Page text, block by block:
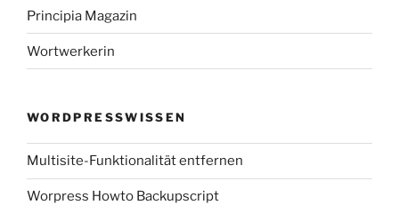
Principia Magazin
Wortwerkerin
WORDPRESSWISSEN
Multisite-Funktionalität entfernen
Worpress Howto Backupscript